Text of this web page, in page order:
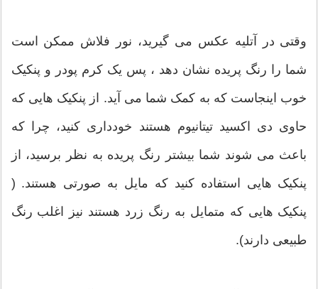
وقتی در آتلیه عکس می گیرید، نور فلاش ممکن است
شما را رنگ پریده نشان دهد ، پس یک کرم پودر و پنکیک
خوب اینجاست که به کمک شما می آید. از پنکیک هایی که
حاوی دی اکسید تیتانیوم هستند خودداری کنید، چرا که
باعث می شوند شما بیشتر رنگ پریده به نظر برسید،‌ از
پنکیک هایی استفاده کنید که مایل به صورتی هستند. (
پنکیک هایی که متمایل به رنگ زرد هستند نیز اغلب رنگ
طبیعی دارند).